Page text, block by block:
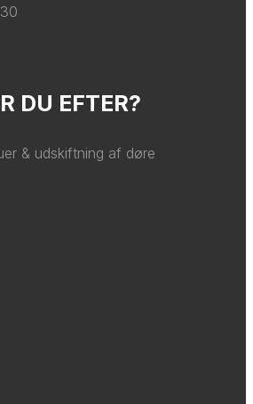
DU EFTER?
& udskiftning af døre